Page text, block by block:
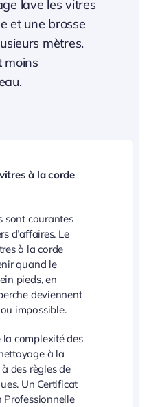
lave les vitres
et une brosse
mètres.
moins
à la corde
sont courantes
d’affaires. Le
à la corde
quand le
pieds, en
deviennent
impossible.
la complexité des
à la
des règles de
Un Certificat